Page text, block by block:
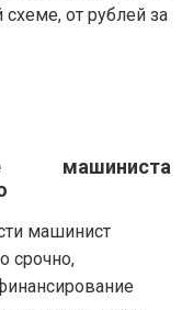
от рублей за
машиниста
машинист
срочно,